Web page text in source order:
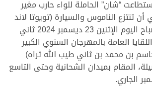
“شان” الحاملة للواء حارب مغير
تنتزع الناموس والسيارة (تويوتا لاند
كروزر GX)، وذلك صباح اليوم الإثنين 23 ديسمبر 2024 ثاني
العامة بالمهرجان السنوي الكبير
بن محمد بن ثاني طيب الله ثراه)
المقام بميدان الشحانية وحتى التاسع
الجاري.